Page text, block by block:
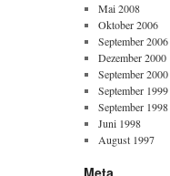
Mai 2008
Oktober 2006
September 2006
Dezember 2000
September 2000
September 1999
September 1998
Juni 1998
August 1997
Meta